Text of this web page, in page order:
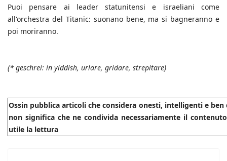
Puoi pensare ai leader statunitensi e israeliani come
all'orchestra del Titanic: suonano bene, ma si bagneranno e
poi moriranno.
(* geschrei: in yiddish, urlare, gridare, strepitare)
Ossin pubblica articoli che considera onesti, intelligenti e
non significa che ne condivida necessariamente il
utile la lettura